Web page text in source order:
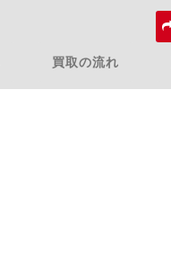
買取の流れ